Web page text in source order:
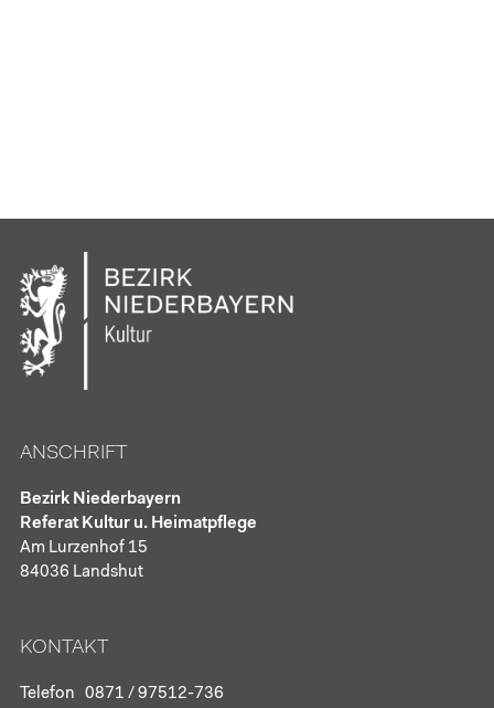
ANSCHRIFT
Bezirk Niederbayern
Referat Kultur u. Heimatpflege
Am Lurzenhof 15
84036 Landshut
KONTAKT
Telefon 0871 / 97512-736